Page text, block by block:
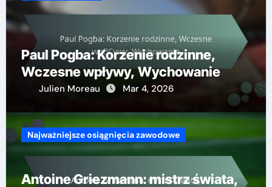
Paul Pogba: Korzenie rodzinne,
Wczesne wpływy, Wychowanie
Julien Moreau Mar 4, 2026
Najważniejsze osiągnięcia zawodowe
Antoine Griezmann: mistrz świata,